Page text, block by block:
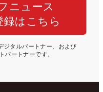
ニュース
録はこちら
ジタルパートナー、および
パートナーです。